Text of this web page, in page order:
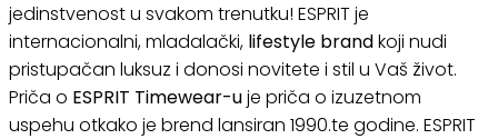
jedinstvenost u svakom trenutku! ESPRIT je
internacionalni, mladalački, lifestyle brandkoji nudi
pristupačan luksuz i donosi novitete i stil u Vaš život.
Priča o ESPRIT Timewear-uje priča o izuzetnom
uspehu otkako je brend lansiran 1990.te godine. ESPRIT